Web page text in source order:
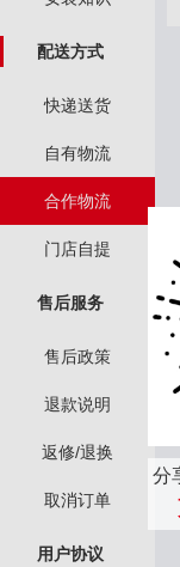
分
配送方式
快递送货
自有物流
合作物流
门店自提
售后服务
售后政策
退款说明
返修/退换
取消订单
用户协议